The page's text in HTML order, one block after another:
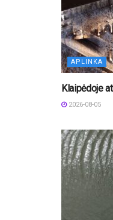
APLINKA
Klaipėdoje
2026-08-05